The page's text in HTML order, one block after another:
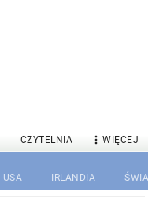
CZYTELNIA  WIĘCEJ
USA IRLANDIA